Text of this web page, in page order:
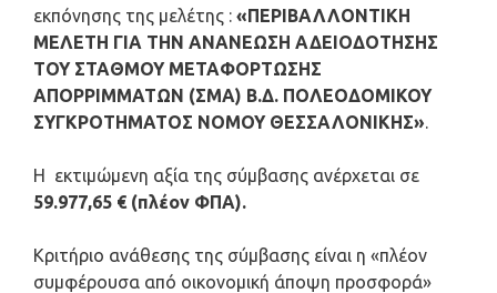
εκπόνησης της μελέτης : «ΠΕΡΙΒΑΛΛΟΝΤΙΚΗ
ΜΕΛΕΤΗ ΓΙΑ ΤΗΝ ΑΝΑΝΕΩΣΗ ΑΔΕΙΟΔΟΤΗΣΗΣ
ΤΟΥ ΣΤΑΘΜΟΥ ΜΕΤΑΦΟΡΤΩΣΗΣ
ΑΠΟΡΡΙΜΜΑΤΩΝ (ΣΜΑ) Β.Δ. ΠΟΛΕΟΔΟΜΙΚΟΥ
ΣΥΓΚΡΟΤΗΜΑΤΟΣ ΝΟΜΟΥ ΘΕΣΣΑΛΟΝΙΚΗΣ».
Η εκτιμώμενη αξία της σύμβασης ανέρχεται σε
59.977,65 € (πλέον ΦΠΑ).
Κριτήριο ανάθεσης της σύμβασης είναι η «πλέον
συμφέρουσα από οικονομική άποψη προσφορά»